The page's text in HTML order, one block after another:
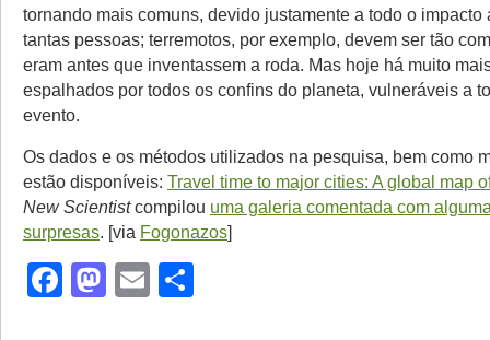
tornando mais comuns, devido justamente a todo o impacto
tantas pessoas; terremotos, por exemplo, devem ser tão
eram antes que inventassem a roda. Mas hoje há muito
espalhados por todos os confins do planeta, vulneráveis a
evento.
Os dados e os métodos utilizados na pesquisa, bem como
estão disponíveis: Travel time to major cities: A global map
New Scientistcompilou uma galeria comentada com
surpresas. [via Fogonazos]
Facebook
Mastodon
Email